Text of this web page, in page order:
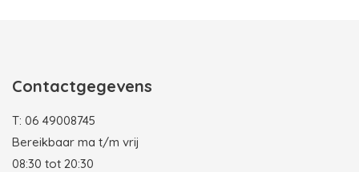
Contactgegevens
T: 06 49008745
Bereikbaar ma t/m vrij
08:30 tot 20:30